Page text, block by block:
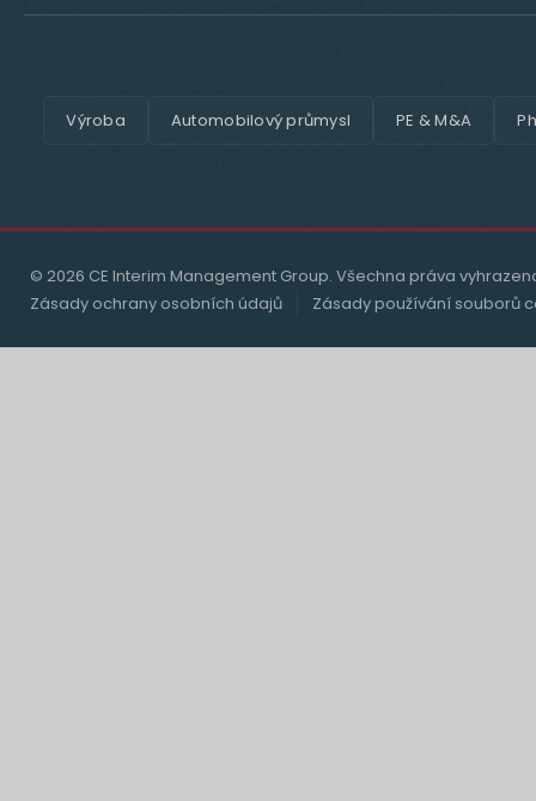
Výroba Automobilový průmysl PE & M&A
© 2026 CE Interim Management Group. Všechna práva
Zásady ochrany osobních údajů
Zásady používání souborů